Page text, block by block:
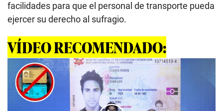
facilidades para que el personal de transporte pueda
ejercer su derecho al sufragio.
VÍDEO RECOMENDADO: